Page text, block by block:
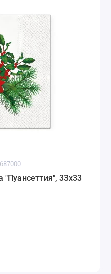
для детей (118)
33х33